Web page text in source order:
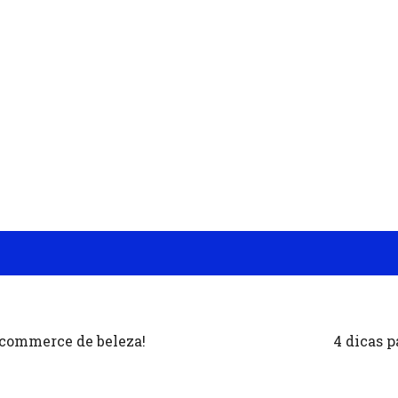
de beleza! 4 dicas